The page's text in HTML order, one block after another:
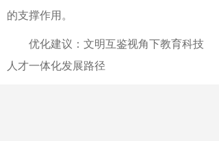
的支撑作用。
优化建议：文明互鉴视角下教育科技
人才一体化发展路径